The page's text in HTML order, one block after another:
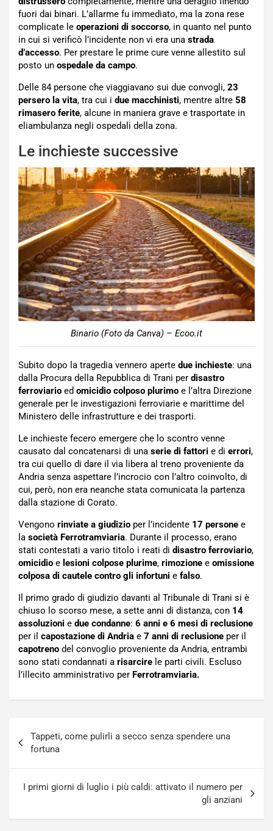
fuori dai binari. L’allarme fu immediato, ma la zona rese
complicate le operazioni di soccorso, in quanto nel punto
in cui si verificò l’incidente non vi era una strada
d’accesso. Per prestare le prime cure venne allestito sul
posto un ospedale da campo.
Delle 84 persone che viaggiavano sui due convogli, 23
persero la vita, tra cui i due macchinisti, mentre altre 58
rimasero ferite, alcune in maniera grave e trasportate in
eliambulanza negli ospedali della zona.
Le inchieste successive
Binario (Foto da Canva) – Ecoo.it
Subito dopo la tragedia vennero aperte due inchieste: una
dalla Procura della Repubblica di Trani per disastro
ferroviario ed omicidio colposo plurimo e l’altra Direzione
generale per le investigazioni ferroviarie e marittime del
Ministero delle infrastrutture e dei trasporti.
Le inchieste fecero emergere che lo scontro venne
causato dal concatenarsi di una serie di fattori e di errori,
tra cui quello di dare il via libera al treno proveniente da
Andria senza aspettare l’incrocio con l’altro coinvolto, di
cui, però, non era neanche stata comunicata la partenza
dalla stazione di Corato.
Vengono rinviate a giudizio per l’incidente 17 persone e
la società Ferrotramviaria. Durante il processo, erano
stati contestati a vario titolo i reati di disastro ferroviario,
omicidio e lesioni colpose plurime, rimozione e omissione
colposa di cautele contro gli infortuni e falso.
Il primo grado di giudizio davanti al Tribunale di Trani si è
chiuso lo scorso mese, a sette anni di distanza, con 14
assoluzioni e due condanne: 6 anni e 6 mesi di reclusione
per il capostazione di Andria e 7 anni di reclusione per il
capotreno del convoglio proveniente da Andria, entrambi
sono stati condannati a risarcire le parti civili. Escluso
l’illecito amministrativo per Ferrotramviaria.
articoli
Tappeti, come pulirli a secco senza spendere una
fortuna
I primi giorni di luglio i più caldi: attivato il numero per
gli anziani